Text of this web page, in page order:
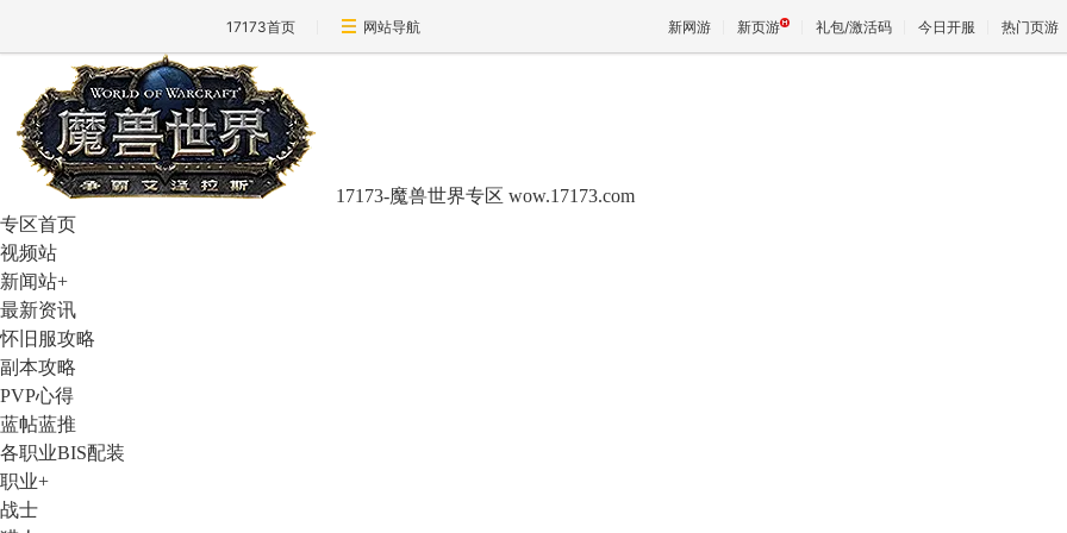
17173首页 网站导航 新网游 新页游 礼包/激活码 今日开服 热门页游
17173-魔兽世界专区 wow.17173.com
专区首页
视频站
新闻站+
最新资讯
怀旧服攻略
副本攻略
PVP心得
蓝帖蓝推
各职业BIS配装
职业+
战士